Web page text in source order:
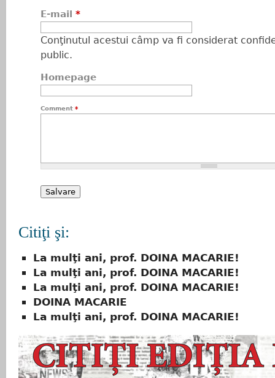
E-mail *
Conţinutul acestui câmp va fi considerat
public.
Homepage
Comment *
Citiţi şi:
La mulţi ani, prof. DOINA MACARIE!
La mulţi ani, prof. DOINA MACARIE!
La mulţi ani, prof. DOINA MACARIE!
DOINA MACARIE
La mulţi ani, prof. DOINA MACARIE!